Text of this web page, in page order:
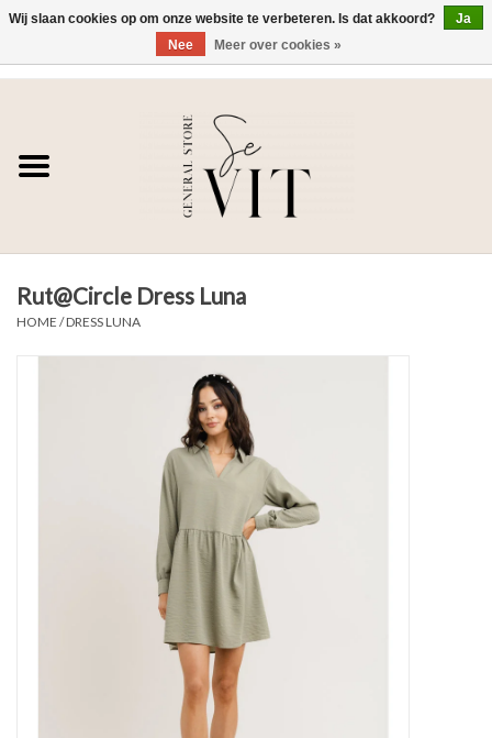
SE VIT
HEREN
WONEN
Rut@Circle Dress Luna
HOME /DRESS LUNA
Wij slaan cookies op om onze website te verbeteren. Is dat akkoord?
Ja
Nee
Meer over cookies »